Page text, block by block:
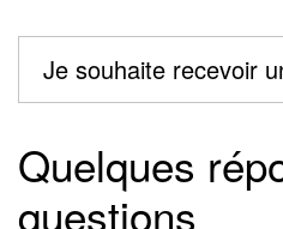
Je souhaite recevoir
Quelques
questions